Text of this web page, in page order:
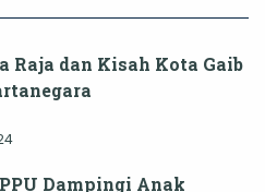
Raja dan Kisah Kota Gaib
PPU Dampingi Anak